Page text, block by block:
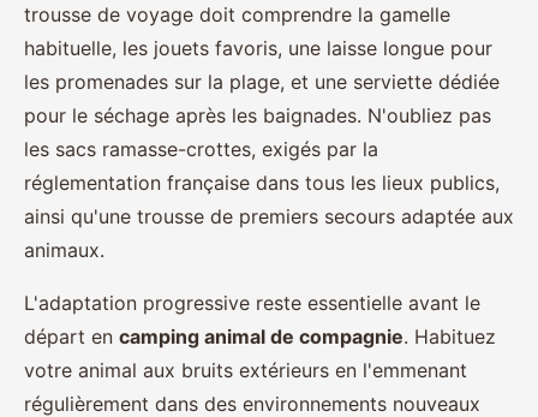
trousse de voyage doit comprendre la gamelle
habituelle, les jouets favoris, une laisse longue pour
les promenades sur la plage, et une serviette dédiée
pour le séchage après les baignades. N'oubliez pas
les sacs ramasse-crottes, exigés par la
réglementation française dans tous les lieux publics,
ainsi qu'une trousse de premiers secours adaptée aux
animaux.
L'adaptation progressive reste essentielle avant le
départ en camping animal de compagnie. Habituez
votre animal aux bruits extérieurs en l'emmenant
régulièrement dans des environnements nouveaux